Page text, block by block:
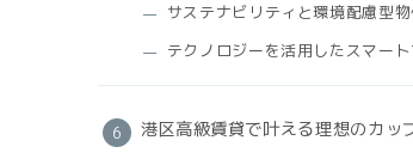
サステナビリティと環境配慮型
テクノロジーを活用したスマー
港区高級賃貸で叶える理想のカッ